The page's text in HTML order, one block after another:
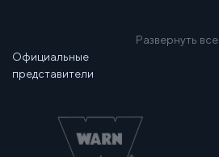
Развернуть все
Официальные
представители